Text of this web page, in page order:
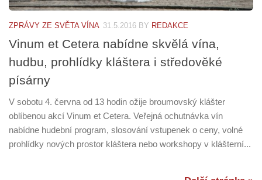
ZPRÁVY ZE SVĚTA VÍNA 31.5.2016 BY REDAKCE
Vinum et Cetera nabídne skvělá vína,
hudbu, prohlídky kláštera i středověké
písárny
V sobotu 4. června od 13 hodin ožije broumovský klášter
oblíbenou akcí Vinum et Cetera. Veřejná ochutnávka vín
nabídne hudební program, slosování vstupenek o ceny, volné
prohlídky nových prostor kláštera nebo workshopy v klášterní...